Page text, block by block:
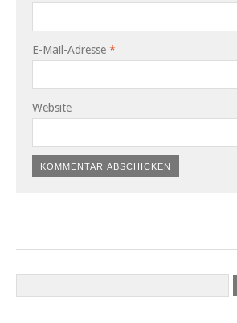
E-Mail-Adresse *
Website